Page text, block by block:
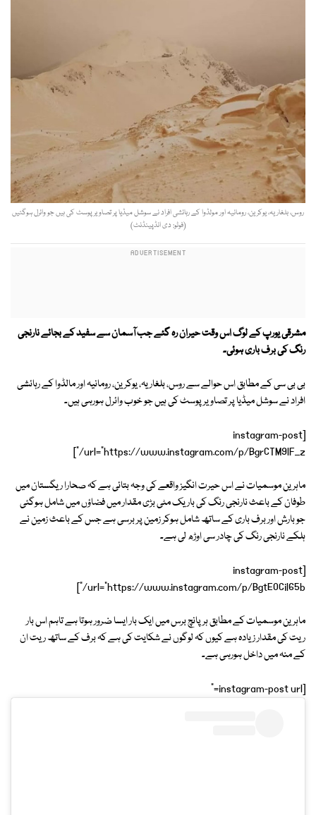
روس، بلغاریہ، یوکرین، رومانیہ اور مولڈوا کے رہائشی افراد نے سوشل میڈیا پر تصاویر پوسٹ کی ہیں جو وائرل ہوگئیں
(فوٹو: دی انڈپینڈنٹ)
مشرقی یورپ کے لوگ اس وقت حیران رہ گئے جب آسمان سے سفید کے بجائے نارنجی
رنگ کی برف باری ہوئی۔
بی بی سی کے مطابق اس حوالے سے روس، بلغاریہ، یوکرین، رومانیہ اور مالڈوا کے رہائشی
افراد نے سوشل میڈیا پر تصاویر پوسٹ کی ہیں جو خوب وائرل ہورہی ہیں۔
[instagram-post
url="https://www.instagram.com/p/BgrCTM9lF_z/"]
ماہرین موسمیات نے اس حیرت انگیز واقعے کی وجہ بتائی ہے کہ صحارا ریگستان میں
طوفان کے باعث نارنجی رنگ کی باریک مٹی بڑی مقدار میں فضاؤں میں شامل ہوگئی
جو بارش اور برف باری کے ساتھ شامل ہوکر زمین پر برسی ہے جس کے باعث زمین نے
ہلکے نارنجی رنگ کی چادر سی اوڑھ لی ہے۔
[instagram-post
url="https://www.instagram.com/p/BgtEOCil65b/"]
ماہرین موسمیات کے مطابق ہر پانچ برس میں ایک بار ایسا ضرور ہوتا ہے تاہم اس بار
ریت کی مقدار زیادہ ہے کیوں کہ لوگوں نے شکایت کی ہے کہ برف کے ساتھ ریت ان
کے منہ میں داخل ہورہی ہے۔
[instagram-post url="